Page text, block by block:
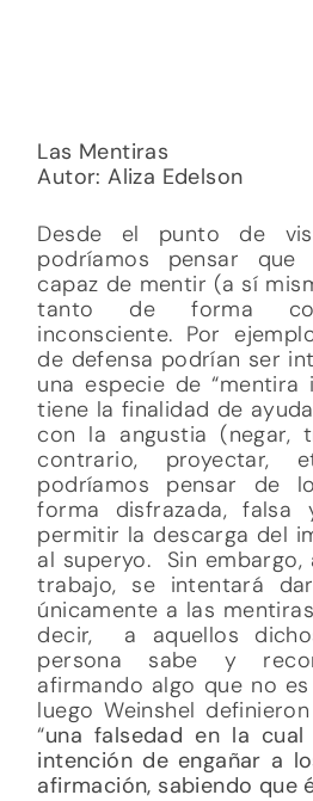
Las Mentiras
Autor: Aliza Edelson
Desde el punto de
podríamos pensar
capaz de mentir (a sí
tanto de forma
inconsciente. Por
de defensa podrían ser
una especie de “mentira
tiene la finalidad de
con la angustia (negar,
contrario, proyectar,
podríamos pensar de
forma disfrazada, falsa
permitir la descarga del
al superyo. Sin
trabajo, se intentará
únicamente a las
decir, a aquellos
persona sabe y
afirmando algo que no
luego Weinshel
“una falsedad en la
intención de engañar a
afirmación, sabiendo que